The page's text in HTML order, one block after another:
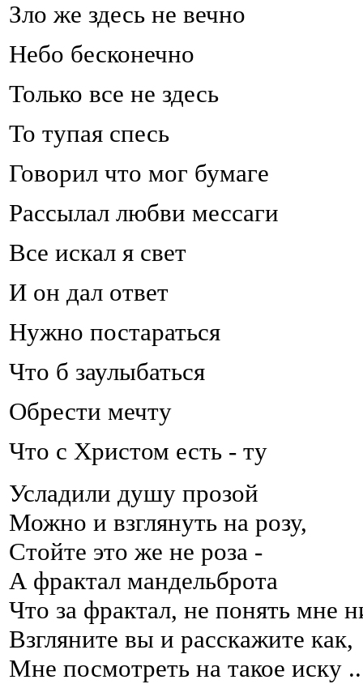
Зло же здесь не вечно
Небо бесконечно
Только все не здесь
То тупая спесь
Говорил что мог бумаге
Рассылал любви мессаги
Все искал я свет
И он дал ответ
Нужно постараться
Что б заулыбаться
Обрести мечту
Что с Христом есть - ту
Усладили душу прозой
Можно и взглянуть на розу,
Стойте это же не роза -
А фрактал мандельброта
Что за фрактал, не понять мне
Взгляните вы и расскажите как,
Мне посмотреть на такое иску